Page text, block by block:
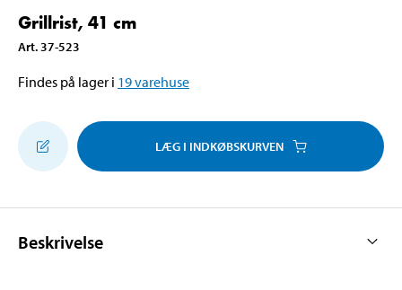
Grillrist, 41 cm
Art. 37-523
Findes på lager i 19varehuse
LÆG I INDKØBSKURVEN
Beskrivelse